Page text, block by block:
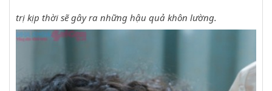
trị kịp thời sẽ gây ra những hậu quả khôn lường.